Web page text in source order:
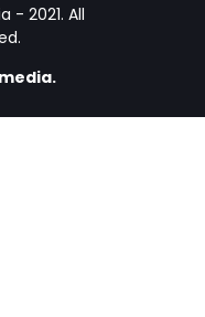
- 2021. All